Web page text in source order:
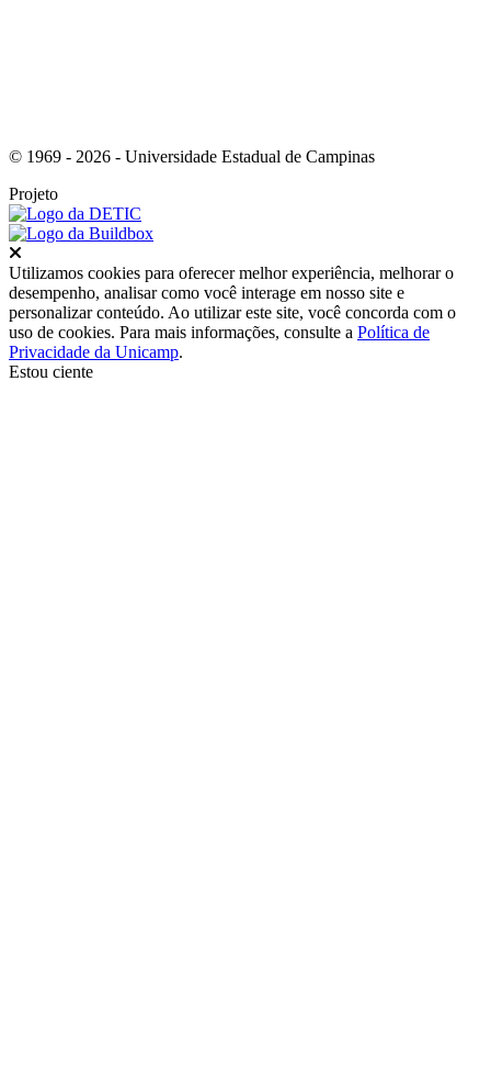
© 1969 - 2026 - Universidade Estadual de Campinas
Projeto
Utilizamos cookies para oferecer melhor experiência, melhorar o
desempenho, analisar como você interage em nosso site e
personalizar conteúdo. Ao utilizar este site, você concorda com o
uso de cookies. Para mais informações, consulte a Política de
Privacidade da Unicamp.
Estou ciente